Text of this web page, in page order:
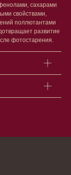
сахарами
свойствами,
поллютантами
развитие
фотостарения.